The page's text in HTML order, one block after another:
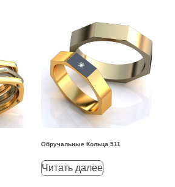
Обручальные Кольца 511
Читать далее